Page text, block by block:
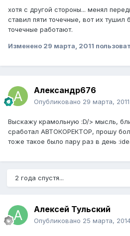
хотя с другой стороны... менял
ставил пяти точечные, вот их тушил
точечные работают.
Изменено 29 марта, 2011
Александр676
Опубликовано 29 марта, 2011
Выскажу крамольную :D/> мысль,
сработал АВТОКОРЕКТОР, прошу
тоже такое было пару раз в день
2 года спустя...
Алексей Тульский
Опубликовано 25 марта,